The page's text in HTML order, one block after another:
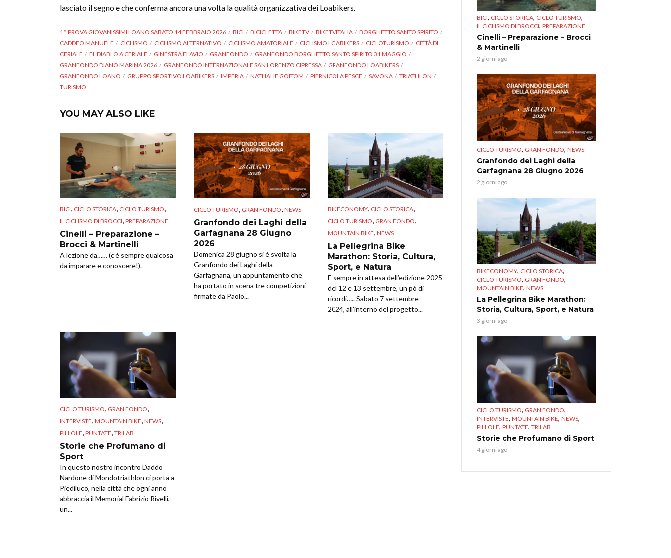
lasciato il segno e che conferma ancora una volta la qualità organizzativa dei Loabikers.
1^ PROVA GIOVANISSIMI LOANO SABATO 14 FEBBRAIO 2026 BICI BICICLETTA BIKETV BIKETVITALIA
BORGHETTO SANTO SPIRITO
CADDEO MANUELE
CICLISMO CICLISMO ALTERNATIVO CICLISMO AMATORIALE CICLISMO LOABIKERS CICLOTURISMO
CITTÀ DI
CERIALE
EL DIABLO A CERIALE GINESTRA FLAVIO GRANFONDO
GRANFONDO BORGHETTO SANTO SPIRITO 31 MAGGIO
GRANFONDO DIANO MARINA 2026
GRANFONDO INTERNAZIONALE SAN LORENZO CIPRESSA
GRANFONDO LOABIKERS
GRANFONDO LOANO
GRUPPO SPORTIVO LOABIKERS IMPERIA NATHALIE GOITOM PIERNICOLA PESCE SAVONA
TRIATHLON
TURISMO
YOU MAY ALSO LIKE
BICI, CICLO STORICA, CICLO TURISMO,
IL CICLISMO DI BROCCI, PREPARAZIONE
Cinelli – Preparazione –
Brocci & Martinelli
A lezione da…… (c’è sempre qualcosa
da imparare e conoscere!).
CICLO TURISMO, GRAN FONDO, NEWS
Granfondo dei Laghi della
Garfagnana 28 Giugno
2026
Domenica 28 giugno si è svolta la
Granfondo dei Laghi della
Garfagnana, un appuntamento che
ha portato in scena tre competizioni
firmate da Paolo...
BIKECONOMY, CICLO STORICA,
CICLO TURISMO, GRAN FONDO,
MOUNTAIN BIKE, NEWS
La Pellegrina Bike
Marathon: Storia, Cultura,
Sport, e Natura
E sempre in attesa dell’edizione 2025
del 12 e 13 settembre, un pò di
ricordi….. Sabato 7 settembre
2024, all’interno del progetto...
CICLO TURISMO GRAN FONDO
INTERVISTE MOUNTAIN BIKE NEWS
PILLOLE PUNTATE TRILAB
Storie che Profumano di
Sport
In questo nostro incontro Daddo
Nardone di Mondotriathlon ci porta a
Piediluco, nella città che ogni anno
abbraccia il Memorial Fabrizio Rivelli,
un...
BICI, CICLO STORICA, CICLO TURISMO,
IL CICLISMO DI BROCCI, PREPARAZIONE
Cinelli – Preparazione – Brocci
& Martinelli
2 giorni ago
CICLO TURISMO, GRAN FONDO, NEWS
Granfondo dei Laghi della
Garfagnana 28 Giugno 2026
2 giorni ago
BIKECONOMY, CICLO STORICA,
CICLO TURISMO, GRAN FONDO,
MOUNTAIN BIKE, NEWS
La Pellegrina Bike Marathon:
Storia, Cultura, Sport, e Natura
3 giorni ago
CICLO TURISMO, GRAN FONDO,
INTERVISTE, MOUNTAIN BIKE, NEWS,
PILLOLE, PUNTATE, TRILAB
Storie che Profumano di Sport
4 giorni ago